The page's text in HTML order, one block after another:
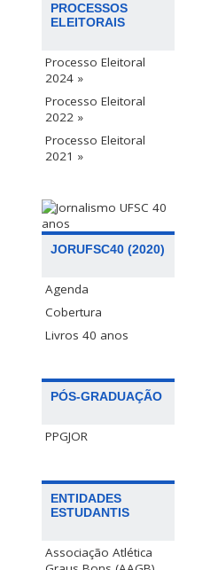
PROCESSOS
ELEITORAIS
Processo Eleitoral
2024 »
Processo Eleitoral
2022 »
Processo Eleitoral
2021 »
JORUFSC40 (2020)
Agenda
Cobertura
Livros 40 anos
PÓS-GRADUAÇÃO
PPGJOR
ENTIDADES
ESTUDANTIS
Associação Atlética